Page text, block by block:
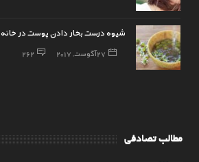
شیوه درست بخار دادن پوست در خانه
27 آگوست, 2017 262
مطالب تصادفی